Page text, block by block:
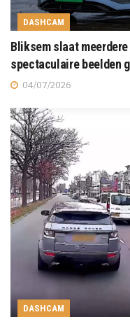
DASHCAM
Bliksem slaat
spectaculaire beelden
04/07/2026
DASHCAM